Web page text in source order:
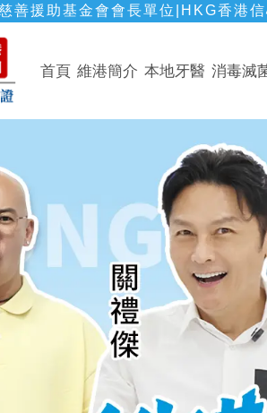
善援助基金會會長單位|HKG香港
首頁 維港簡介 本地牙醫 消毒滅